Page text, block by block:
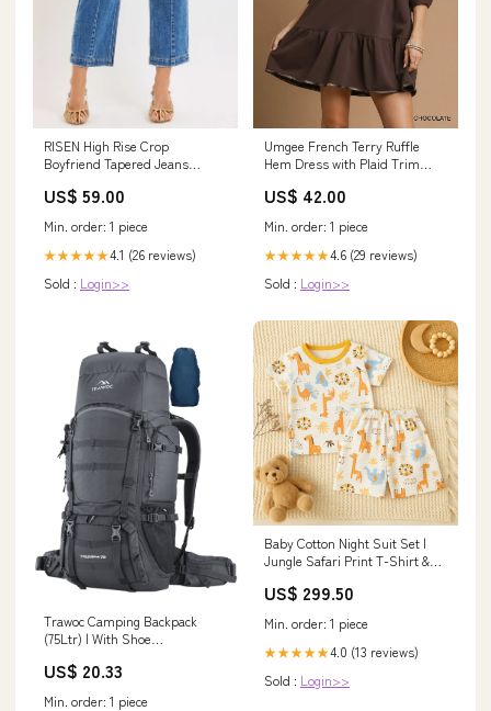
RISEN High Rise Crop
Boyfriend Tapered Jeans
US$ 59.00
Min. order: 1 piece
★★★★★4.1 (26 reviews)
Sold : Login>>
Umgee French Terry Ruffle
Hem Dress with Plaid Trim
US$ 42.00
Min. order: 1 piece
★★★★★4.6 (29 reviews)
Sold : Login>>
Trawoc Camping Backpack
(75Ltr) | With Shoe
US$ 20.33
Min. order: 1 piece
Baby Cotton Night Suit Set |
Jungle Safari Print T-Shirt &
months
US$ 299.50
Min. order: 1 piece
★★★★★4.0 (13 reviews)
Sold : Login>>